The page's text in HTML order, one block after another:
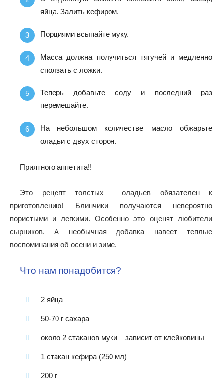
яйца. Залить кефиром.
Порциями всыпайте муку.
Масса должна получиться тягучей и медленно
сползать с ложки.
Теперь добавьте соду и последний раз
перемешайте.
На небольшом количестве масло обжарьте
оладьи с двух сторон.
Приятного аппетита!!
Это рецепт толстых оладьев обязателен к
приготовлению! Блинчики получаются невероятно
пористыми и легкими. Особенно это оценят любители
сырников. А необычная добавка навеет теплые
воспоминания об осени и зиме.
Что нам понадобится?
2 яйца
50-70 г сахара
около 2 стаканов муки – зависит от клейковины
1 стакан кефира (250 мл)
200 г